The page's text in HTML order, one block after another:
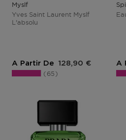
Myslf
Yves Saint Laurent Myslf
L'absolu
A Partir De Prix du produit
128,90 €
65
A